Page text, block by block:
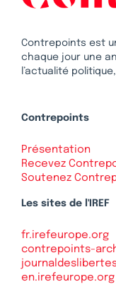
Contrepoints est
chaque jour une
l’actualité
Contrepoints
Présentation
Recevez
Soutenez
Les sites de l'IREF
fr.irefeurope.org
contrepoints-
en.irefeurope.org